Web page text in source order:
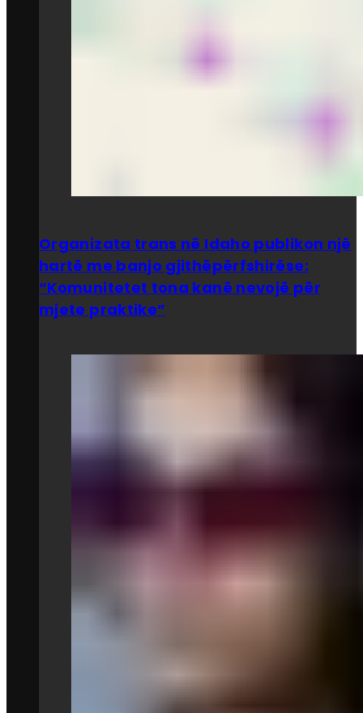
Organizata trans në Idaho publikon një
hartë me banjo gjithëpërfshirëse:
“Komunitetet tona kanë nevojë për
mjete praktike”